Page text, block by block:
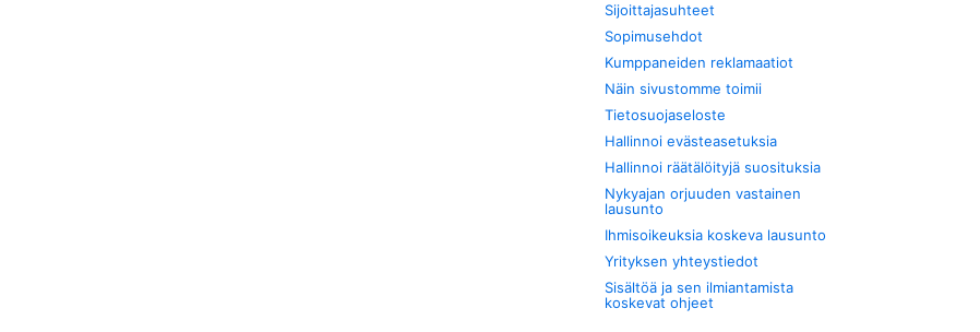
Sijoittajasuhteet
Sopimusehdot
Kumppaneiden reklamaatiot
Näin sivustomme toimii
Tietosuojaseloste
Hallinnoi evästeasetuksia
Hallinnoi räätälöityjä suosituksia
Nykyajan orjuuden vastainen
lausunto
Ihmisoikeuksia koskeva lausunto
Yrityksen yhteystiedot
Sisältöä ja sen ilmiantamista
koskevat ohjeet